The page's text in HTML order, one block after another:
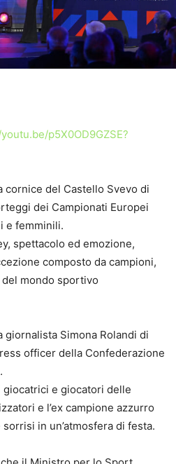
p5X0OD9GZSE?
cornice del Castello Svevo di
dei Campionati Europei
e femminili.
spettacolo ed emozione,
composto da campioni,
mondo sportivo
Simona Rolandi di
officer della Confederazione
e giocatori delle
e l’ex campione azzurro
in un’atmosfera di festa.